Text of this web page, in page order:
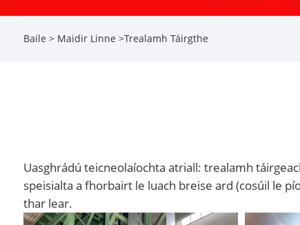
Baile > Maidir Linne >Trealamh Táirgthe
Uasghrádú teicneolaíochta atriall: trealamh
speisialta a fhorbairt le luach breise ard (cosúil le
thar lear.